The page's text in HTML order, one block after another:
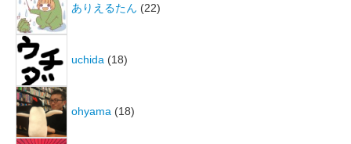
ありえるたん (22)
uchida (18)
ohyama (18)